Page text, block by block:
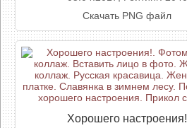
Скачать PNG файл
Хорошего настроения!